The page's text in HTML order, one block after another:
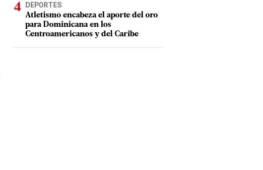
DEPORTES
Atletismo encabeza el aporte del oro
para Dominicana en los
Centroamericanos y del Caribe